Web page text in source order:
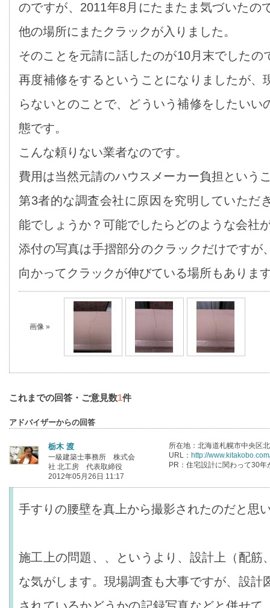
のですが、2011年8月にたまたま気づいたの
他の場所にまたクラックが入りました。
そのことを元請に話したのが10月末でしたの
再度補修をするということになりましたが、
らないとのことで、どういう補修をしたいい
態です。
こんな頼りない業者なのです。
費用は当然元請のハウスメーカー負担という
第3者的な調査会社に原因を究明していただ
能でしょうか？可能でしたらどのような会社
添付の写真は手摺部分のクラックだけですが
向かってクラックが伸びている場所もありま
画像 »
これまでの回答・ご意見数1件
アドバイザーからの回答
栃木 渡
一級建築士事務所 株式会
社 北工房 代表取締役
2012年05月26日 11:17
所在地：北海道札幌市中央区
URL： http://
PR：住宅設計に関わって30
手すりの腰壁を真上から撮影されたのだと思
施工上の問題、、というより、設計上（配筋
な気がします。現場調査も大事ですが、設計